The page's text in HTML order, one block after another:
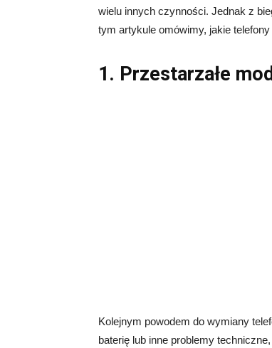
wielu innych czynności. Jednak z
tym artykule omówimy, jakie
1. Przestarzałe
Kolejnym powodem do wymiany
baterię lub inne problemy